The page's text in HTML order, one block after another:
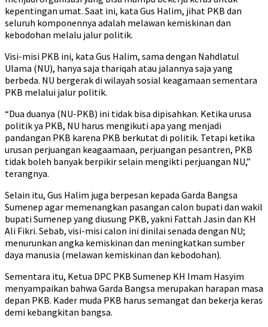
kepentingan umat. Saat ini, kata Gus Halim, jihat PKB dan
seluruh komponennya adalah melawan kemiskinan dan
kebodohan melalu jalur politik.
Visi-misi PKB ini, kata Gus Halim, sama dengan Nahdlatul
Ulama (NU), hanya saja thariqah atau jalannya saja yang
berbeda. NU bergerak di wilayah sosial keagamaan sementara
PKB melalui jalur politik.
“Dua duanya (NU-PKB) ini tidak bisa dipisahkan. Ketika urusa
politik ya PKB, NU harus mengikuti apa yang menjadi
pandangan PKB karena PKB berkutat di politik. Tetapi ketika
urusan perjuangan keagaamaan, perjuangan pesantren, PKB
tidak boleh banyak berpikir selain mengikti perjuangan NU,”
terangnya.
Selain itu, Gus Halim juga berpesan kepada Garda Bangsa
Sumenep agar memenangkan pasangan calon bupati dan wakil
bupati Sumenep yang diusung PKB, yakni Fattah Jasin dan KH
Ali Fikri. Sebab, visi-misi calon ini dinilai senada dengan NU;
menurunkan angka kemiskinan dan meningkatkan sumber
daya manusia (melawan kemiskinan dan kebodohan).
Sementara itu, Ketua DPC PKB Sumenep KH Imam Hasyim
menyampaikan bahwa Garda Bangsa merupakan harapan masa
depan PKB. Kader muda PKB harus semangat dan bekerja keras
demi kebangkitan bangsa.